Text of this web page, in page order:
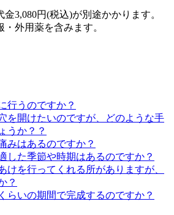
3,080円(税込)が別途かかります。
外用薬を含みます。
行うのですか？
を開けたいのですが、どのような手
うか？？
みはあるのですか？
した季節や時期はあるのですか？
けを行ってくれる所がありますが、
？
らいの期間で完成するのですか？